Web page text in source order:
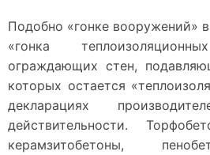
Подобно «гонке вооружений»
«гонка
ограждающих стен,
которых остается
декларациях
действительности.
керамзитобетоны,